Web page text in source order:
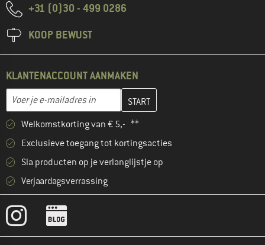
+31 (0)30 - 499 0286
KOOP BEWUST
KLANTENACCOUNT AANMAKEN
E-mailadres
Vul je e-mailadres hier in en maak in de volgende stap je
Welkomstkorting van € 5,- **
Exclusieve toegang tot kortingsacties
Sla producten op je verlanglijstje op
Verjaardagsverrassing